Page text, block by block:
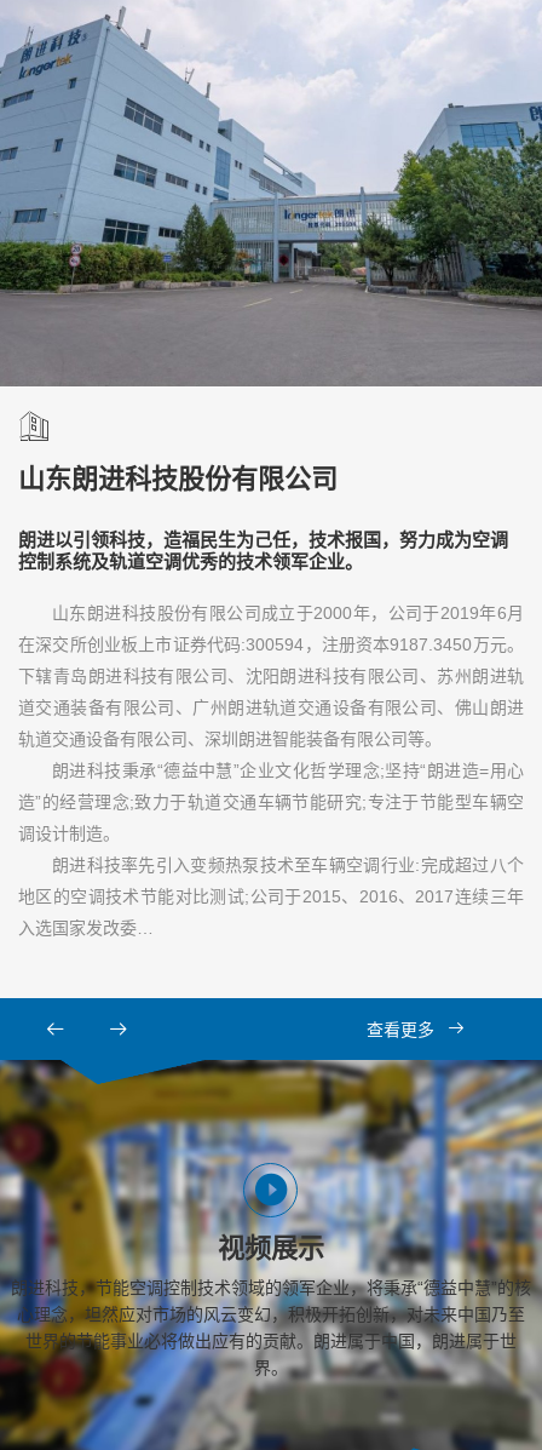
山东朗进科技股份有限公司
朗进以引领科技，造福民生为己任，技术报国，努力成为空调
控制系统及轨道空调优秀的技术领军企业。
山东朗进科技股份有限公司成立于2000年，公司于2019年6月
在深交所创业板上市证券代码:300594，注册资本9187.3450万元。
下辖青岛朗进科技有限公司、沈阳朗进科技有限公司、苏州朗进轨
道交通装备有限公司、广州朗进轨道交通设备有限公司、佛山朗进
轨道交通设备有限公司、深圳朗进智能装备有限公司等。
朗进科技秉承“德益中慧”企业文化哲学理念;坚持“朗进造=用心
造”的经营理念;致力于轨道交通车辆节能研究;专注于节能型车辆空
调设计制造。
朗进科技率先引入变频热泵技术至车辆空调行业:完成超过八个
地区的空调技术节能对比测试;公司于2015、2016、2017连续三年
入选国家发改委…
查看更多
视频展示
朗进科技，节能空调控制技术领域的领军企业，将秉承“德益中慧”的核
心理念，坦然应对市场的风云变幻，积极开拓创新，对未来中国乃至
世界的节能事业必将做出应有的贡献。朗进属于中国，朗进属于世
界。